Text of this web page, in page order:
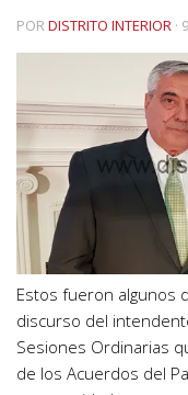
PORDISTRITO INTERIOR ·
Estos fueron algunos
discurso del
Sesiones Ordinarias
de los Acuerdos del